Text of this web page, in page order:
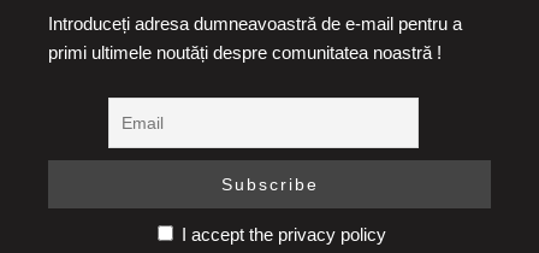
Introduceți adresa dumneavoastră de e-mail pentru a
primi ultimele noutăți despre comunitatea noastră !
I accept the privacy policy